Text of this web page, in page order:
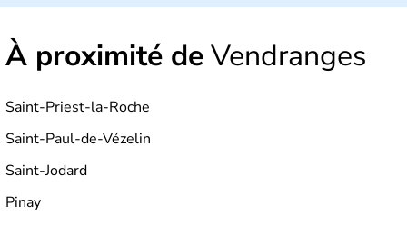
exemple. La région est bordée au Nord-Est par le climat
Sud-Est par le climat méditerranéen.
L'Auvergne doit son nom au peuple gaulois des
Arvernes.Vercingétorix
lors de la
bataille de Gergovie
Ferrand.Jules César
région, dont 200 km d’aqueducs, ou encore les
À proximité deVendranges
Saint-Priest-la-Roche
Saint-Paul-de-Vézelin
Saint-Jodard
Pinay